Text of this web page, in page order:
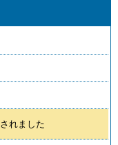
れました